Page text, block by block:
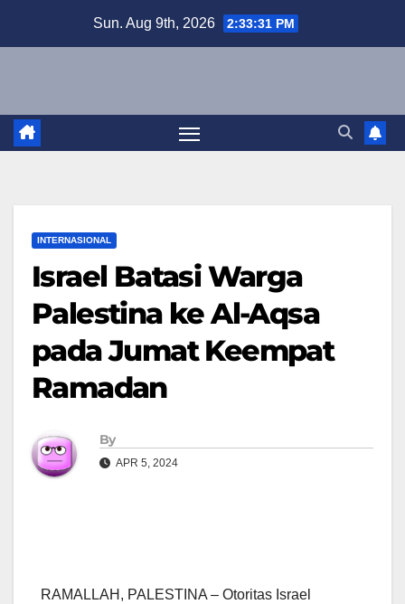
Sun. Aug 9th, 2026 2:33:32 PM
INTERNASIONAL
Israel Batasi Warga
Palestina ke Al-Aqsa
pada Jumat Keempat
Ramadan
By
APR 5, 2024
RAMALLAH, PALESTINA – Otoritas Israel